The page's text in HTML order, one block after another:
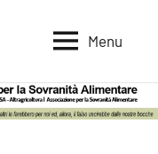
Menu